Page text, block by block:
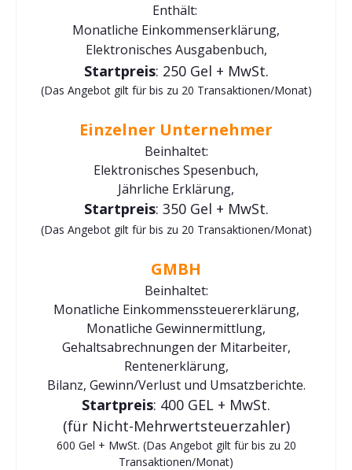
Enthält:
Monatliche Einkommenserklärung,
Elektronisches Ausgabenbuch,
Startpreis: 250 Gel + MwSt.
(Das Angebot gilt für bis zu 20 Transaktionen/Monat)
Einzelner Unternehmer
Beinhaltet:
Elektronisches Spesenbuch,
Jährliche Erklärung,
Startpreis: 350 Gel + MwSt.
(Das Angebot gilt für bis zu 20 Transaktionen/Monat)
GMBH
Beinhaltet:
Monatliche Einkommenssteuererklärung,
Monatliche Gewinnermittlung,
Gehaltsabrechnungen der Mitarbeiter,
Rentenerklärung,
Bilanz, Gewinn/Verlust und Umsatzberichte.
Startpreis: 400 GEL + MwSt.
(für Nicht-Mehrwertsteuerzahler)
600 Gel + MwSt. (Das Angebot gilt für bis zu 20
Transaktionen/Monat)